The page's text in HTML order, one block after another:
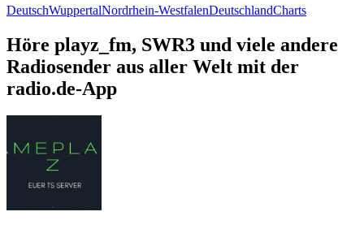
DeutschWuppertalNordrhein-WestfalenDeutschlandCharts
Höre playz_fm, SWR3 und viele andere
Radiosender aus aller Welt mit der
radio.de-App